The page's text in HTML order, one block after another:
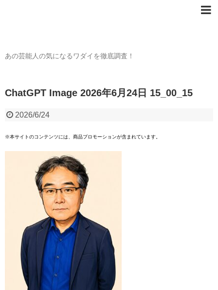
あの芸能人の気になるワダイを徹底調査！
ChatGPT Image 2026年6月24日 15_00_15
2026/6/24
※本サイトのコンテンツには、商品プロモーションが含まれています。